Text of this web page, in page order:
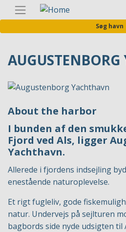
til
hovedindhold
Søg havn
About the harbor
I bunden af den
Fjord ved Als, ligger
Yachthavn.
Allerede i fjordens indsejling
enestående naturoplevelse.
Et rigt fugleliv, gode
natur. Undervejs på sejlturen
bagbords side nyde udsigten